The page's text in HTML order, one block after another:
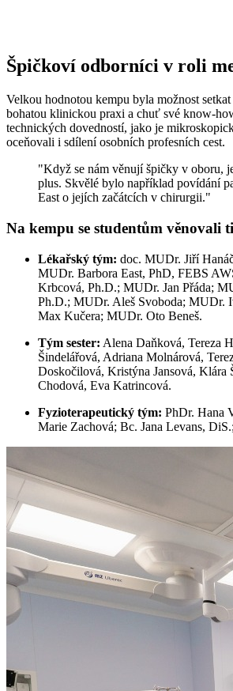
Špičkoví odborníci v roli
Velkou hodnotou kempu byla možnost
bohatou klinickou praxi a chuť své know-
technických dovedností, jako je
oceňovali i sdílení osobních profesních cest.
"Když se nám věnují špičky v oboru,
plus. Skvělé bylo například povídání
East o jejích začátcích v chirurgii."
Na kempu se studentům věnovali
Lékařský tým: doc. MUDr. Jiří
MUDr. Barbora East, PhD, FEBS
Krbcová, Ph.D.; MUDr. Jan Přáda;
Ph.D.; MUDr. Aleš Svoboda; MUDr.
Max Kučera; MUDr. Oto Beneš.
Tým sester: Alena Daňková, Tereza
Šindelářová, Adriana Molnárová,
Doskočilová, Kristýna Jansová, Klára
Chodová, Eva Katrincová.
Fyzioterapeutický tým: PhDr. Hana
Marie Zachová; Bc. Jana Levans,